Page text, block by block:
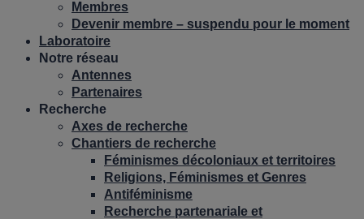
Membres
Devenir membre – suspendu pour le moment
Laboratoire
Notre réseau
Antennes
Partenaires
Recherche
Axes de recherche
Chantiers de recherche
Féminismes décoloniaux et territoires
Religions, Féminismes et Genres
Antiféminisme
Recherche partenariale et